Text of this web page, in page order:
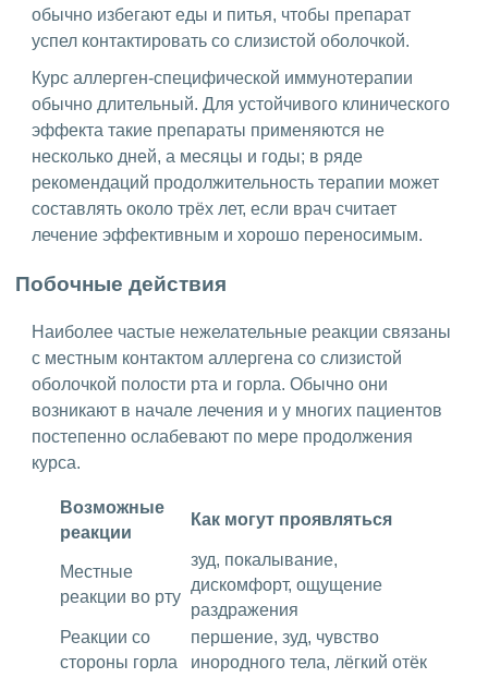
обычно избегают еды и питья, чтобы препарат
успел контактировать со слизистой оболочкой.
Курс аллерген-специфической иммунотерапии
обычно длительный. Для устойчивого клинического
эффекта такие препараты применяются не
несколько дней, а месяцы и годы; в ряде
рекомендаций продолжительность терапии может
составлять около трёх лет, если врач считает
лечение эффективным и хорошо переносимым.
Побочные действия
Наиболее частые нежелательные реакции связаны
с местным контактом аллергена со слизистой
оболочкой полости рта и горла. Обычно они
возникают в начале лечения и у многих пациентов
постепенно ослабевают по мере продолжения
курса.
Возможные
реакции
Как могут проявляться
Местные
реакции во рту
зуд, покалывание,
дискомфорт, ощущение
раздражения
Реакции со
стороны горла
першение, зуд, чувство
инородного тела, лёгкий отёк